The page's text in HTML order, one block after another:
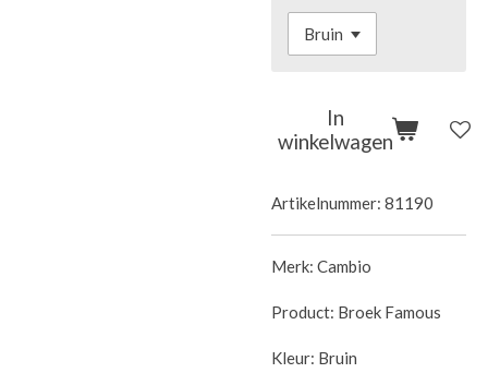
In
winkelwagen
Artikelnummer: 81190
Merk: Cambio
Product: Broek Famous
Kleur: Bruin